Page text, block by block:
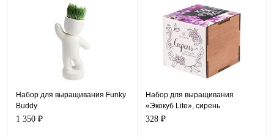
Набор для выращивания Funky
Buddy
1 350 ₽
Набор для выращивания
«Экокуб Lite», сирень
328 ₽